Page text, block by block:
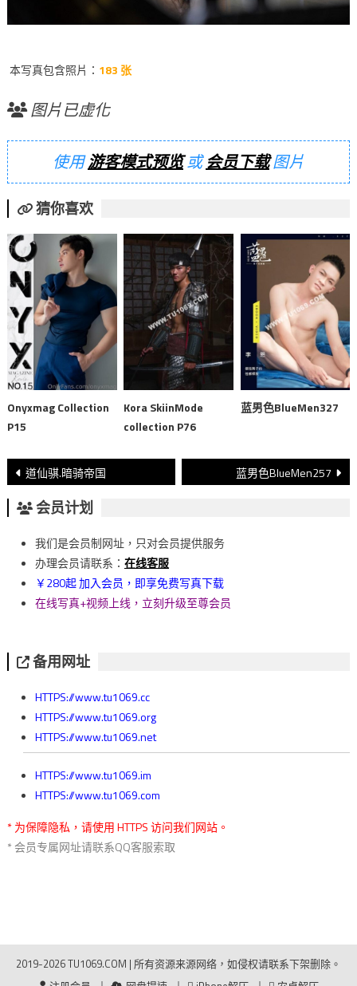
本写真包含照片： 183 张
图片已虚化
使用游客模式预览或会员下载图片
猜你喜欢
Onyxmag Collection
P15
Kora SkiinMode
collection P76
蓝男色BlueMen327
文
章
導
覽
道仙骐.暗骑帝国 蓝男色BlueMen257
会员计划
我们是会员制网址，只对会员提供服务
办理会员请联系： 在线客服
￥280起 加入会员，即享免费写真下载
在线写真+视频上线，立刻升级至尊会员
备用网址
HTTPS://www.tu1069.cc
HTTPS://www.tu1069.org
HTTPS://www.tu1069.net
HTTPS://www.tu1069.im
HTTPS://www.tu1069.com
* 为保障隐私，请使用 HTTPS 访问我们网站。
* 会员专属网址请联系QQ客服索取
2019-2026 TU1069.COM | 所有资源来源网络，如侵权请联系下架删除。